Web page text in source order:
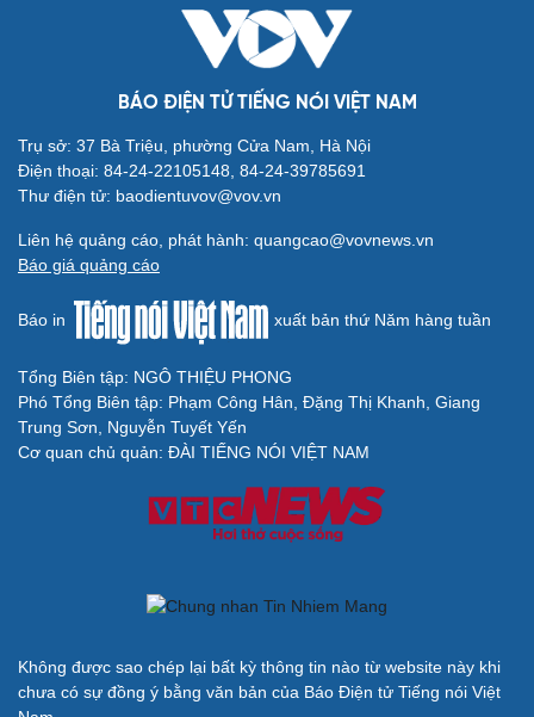
BÁO ĐIỆN TỬ TIẾNG NÓI VIỆT NAM
Trụ sở: 37 Bà Triệu, phường Cửa Nam, Hà Nội
Điện thoại: 84-24-22105148, 84-24-39785691
Thư điện tử: baodientuvov@vov.vn
Liên hệ quảng cáo, phát hành: quangcao@vovnews.vn
Báo giá quảng cáo
Báo in xuất bản thứ Năm hàng tuần
Tổng Biên tập: NGÔ THIỆU PHONG
Phó Tổng Biên tập: Phạm Công Hân, Đặng Thị Khanh, Giang
Trung Sơn, Nguyễn Tuyết Yến
Cơ quan chủ quản: ĐÀI TIẾNG NÓI VIỆT NAM
Không được sao chép lại bất kỳ thông tin nào từ website này khi
chưa có sự đồng ý bằng văn bản của Báo Điện tử Tiếng nói Việt